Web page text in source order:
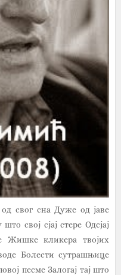
свог сна Дуже од јаве
свој сјај стере Одсјај
кликера твојих
Болести сутрашњице
песме Залогај тај што